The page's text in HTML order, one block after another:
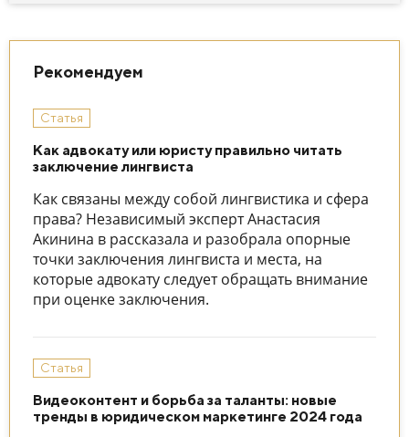
Рекомендуем
Статья
Как адвокату или юристу правильно читать
заключение лингвиста
Как связаны между собой лингвистика и сфера
права? Независимый эксперт Анастасия
Акинина в рассказала и разобрала опорные
точки заключения лингвиста и места, на
которые адвокату следует обращать внимание
при оценке заключения.
Статья
Видеоконтент и борьба за таланты: новые
тренды в юридическом маркетинге 2024 года